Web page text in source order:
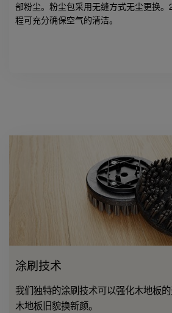
部粉尘。粉尘包采用无缝方式无尘更换
程可充分确保空气的清洁。
涂刷技术
我们独特的涂刷技术可以强化木地板
木地板旧貌换新颜。